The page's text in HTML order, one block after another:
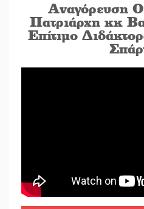
Αναγόρευση
Πατριάρχη κκ
Επίτιμο